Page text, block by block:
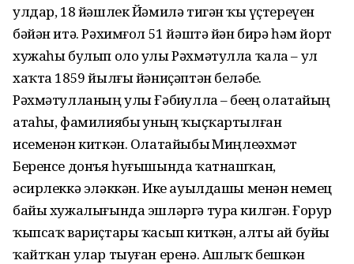
улдар, 18 йәшлек Йәмилә тигән ҡыҙ үҫтереүен
бәйән итә. Рәхимғол 51 йәштә йән бирә һәм йорт
хужаһы булып оло улы Рәхмәтулла ҡала – ул
хаҡта 1859 йылғы йәниҫәптән беләбеҙ.
Рәхмәтулланың улы Ғәбиҙулла – беҙҙең олатайҙың
атаһы, фамилиябыҙ уның ҡыҫҡартылған
исеменән киткән. Олатайыбыҙ Миңлеәхмәт
Беренсе донъя һуғышында ҡатнашҡан,
әсирлеккә эләккән. Ике ауылдашы менән немец
байы хужалығында эшләргә тура килгән. Ғорур
ҡыпсаҡ вариҫтары ҡасып киткән, алты ай буйы
ҡайтҡан улар тыуған еренә. Ашлыҡ бешкән